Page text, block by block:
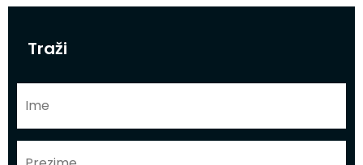
Traži